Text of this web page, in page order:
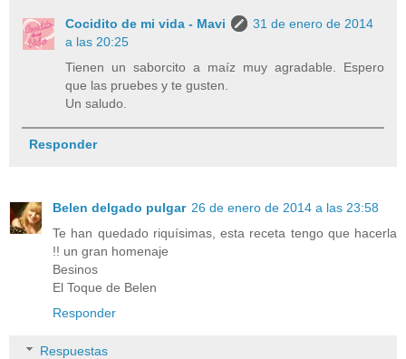
Cocidito de mi vida - Mavi
31 de enero de 2014
a las 20:25
Tienen un saborcito a maíz muy agradable. Espero
que las pruebes y te gusten.
Un saludo.
Responder
Belen delgado pulgar 26 de enero de 2014 a las 23:58
Te han quedado riquísimas, esta receta tengo que hacerla
!! un gran homenaje
Besinos
El Toque de Belen
Responder
Respuestas